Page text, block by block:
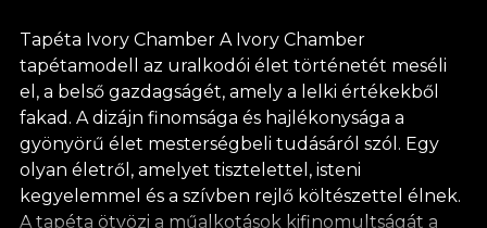
Tapéta Ivory Chamber A Ivory Chamber
tapétamodell az uralkodói élet történetét meséli
el, a belső gazdagságét, amely a lelki értékekből
fakad. A dizájn finomsága és hajlékonysága a
gyönyörű élet mesterségbeli tudásáról szól. Egy
olyan életről, amelyet tisztelettel, isteni
kegyelemmel és a szívben rejlő költészettel élnek.
A tapéta ötvözi a műalkotások kifinomultságát a